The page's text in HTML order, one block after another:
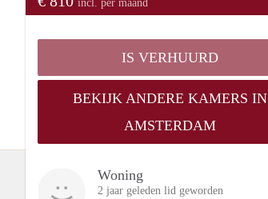
incl. per maand
IS VERHUURD
BEKIJK ANDERE KAMERS IN
AMSTERDAM
Woning
2 jaar geleden lid geworden